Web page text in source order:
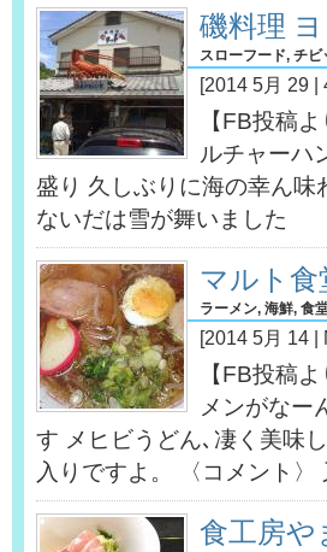
磯料理
スローフード, チビ
[2014 5月 29 |
【FB投稿
ルチャーハ
盛り 久しぶりに海の幸ん
ないだは雪が舞いました
マルト食
ラーメン, 海鮮, 食
[2014 5月 14 |
【FB投稿
メンがなー
す メヒビうどん､凄く美味
入りですよ。 〈コメント〉
食工房や